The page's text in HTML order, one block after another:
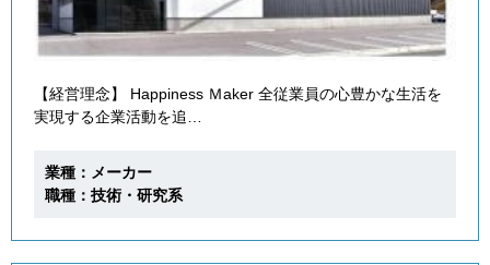
【経営理念】 Happiness Ｍaker 全従業員の心豊かな生活を
実現する企業活動を追…
業種：メーカー
職種：技術・研究系